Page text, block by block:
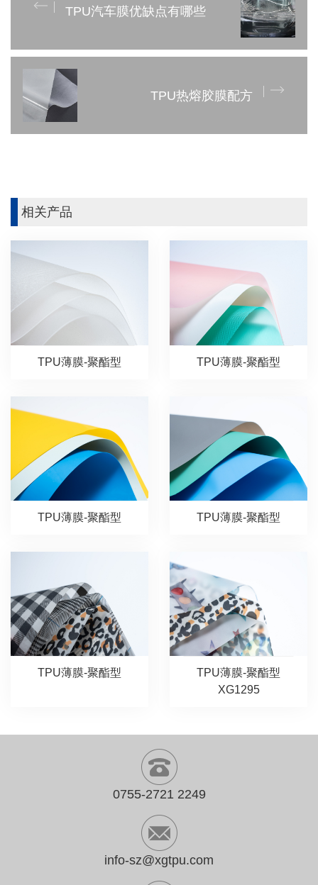
TPU汽车膜优缺点有哪些
TPU热熔胶膜配方
相关产品
TPU薄膜-聚酯型 TPU薄膜-聚酯型
TPU薄膜-聚酯型 TPU薄膜-聚酯型
TPU薄膜-聚酯型
TPU薄膜-聚酯型
XG1295
0755-2721 2249
info-sz@xgtpu.com